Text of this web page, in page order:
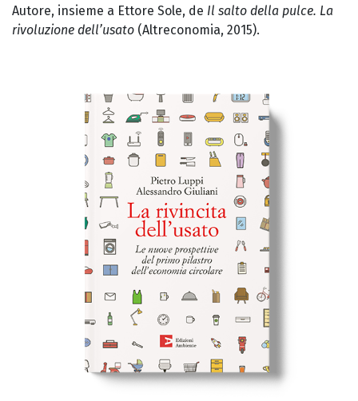
Autore, insieme a Ettore Sole, de Il salto della pulce. La
rivoluzione dell’usato (Altreconomia, 2015).